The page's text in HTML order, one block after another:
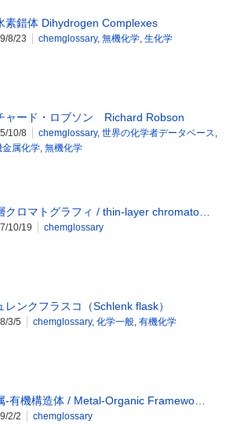
素錯体 Dihydrogen Complexes
8/23 chemglossary, 無機化学, 生化学
ャード・ロブソン Richard Robson
10/8 chemglossary, 世界の化学者データベース,
金属化学, 無機化学
クロマトグラフィ / thin-layer chromato…
10/19 chemglossary
レンクフラスコ（Schlenk flask）
3/5 chemglossary, 化学一般, 有機化学
-有機構造体 / Metal-Organic Framewo…
2/2 chemglossary